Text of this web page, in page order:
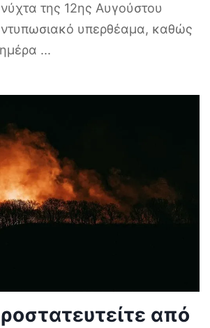
της 12ης Αυγούστου
υπερθέαμα, καθώς
...
από